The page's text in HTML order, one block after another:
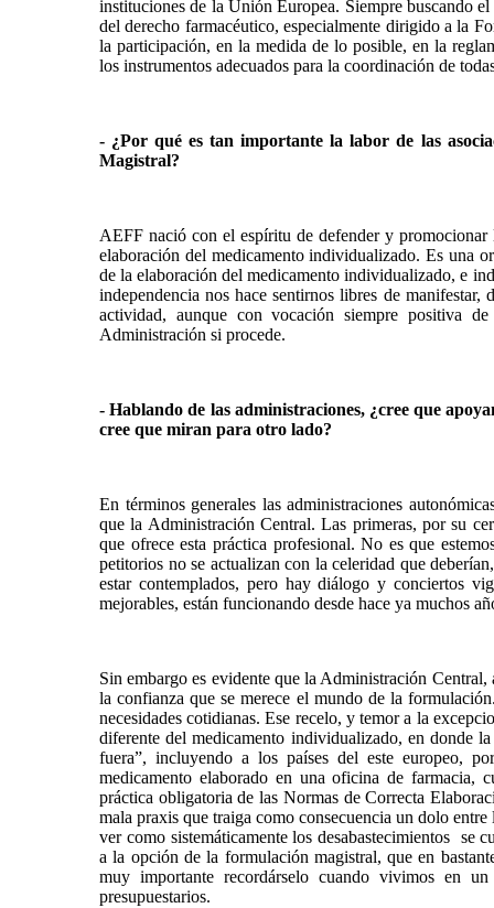
instituciones de la Unión Europea. Siempre buscando
del derecho farmacéutico, especialmente dirigido a la
la participación, en la medida de lo posible, en la
los instrumentos adecuados para la coordinación de
- ¿Por qué es tan importante la labor de las
Magistral?
AEFF nació con el espíritu de defender y
elaboración del medicamento individualizado. Es una
de la elaboración del medicamento individualizado, e
independencia nos hace sentirnos libres de
actividad, aunque con vocación siempre positiva
Administración si procede.
- Hablando de las administraciones, ¿cree que
cree que miran para otro lado?
En términos generales las administraciones
que la Administración Central. Las primeras, por su
que ofrece esta práctica profesional. No es que
petitorios no se actualizan con la celeridad que
estar contemplados, pero hay diálogo y conciertos
mejorables, están funcionando desde hace ya muchos
Sin embargo es evidente que la Administración
la confianza que se merece el mundo de la
necesidades cotidianas. Ese recelo, y temor a la
diferente del medicamento individualizado, en donde
fuera”, incluyendo a los países del este europeo,
medicamento elaborado en una oficina de farmacia,
práctica obligatoria de las Normas de Correcta
mala praxis que traiga como consecuencia un dolo
ver como sistemáticamente los desabastecimientos se
a la opción de la formulación magistral, que en
muy importante recordárselo cuando vivimos en
presupuestarios.